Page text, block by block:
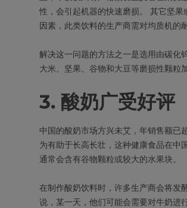
性，会引起机器的快速磨损。 其它坚
因素，此类饮料的生产商需对均质机的
解决这一问题的方法之一是选用由碳化
大米、坚果、谷物和大豆等磨损性颗粒
3. 酸奶广受好评
中国的酸奶市场方兴未艾，年销售额已
为有助于长高长壮，这种健康食品在中
通常会含有谷物颗粒或较大的水果块。
在制作酸奶饮料时，许多生产商会将发
说，某一天，他们可能会需要对牛奶进